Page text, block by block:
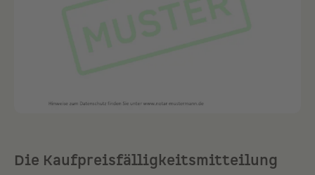
Die Kaufpreisfälligkeitsmitteilung